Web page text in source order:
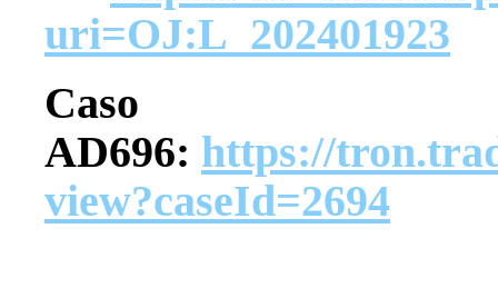
uri=OJ:L_202401923
Caso
AD696: https://
view?caseId=2694